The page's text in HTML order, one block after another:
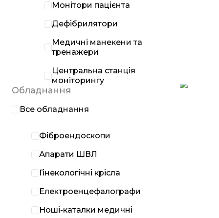
Монітори пацієнта
Дефібрилятори
Медичні манекени та
тренажери
Центральна станція
моніторингу
Обладнання
Все обладнання
Фіброендоскопи
Апарати ШВЛ
Гінекологічні крісла
Електроенцефалографи
Ноші-каталки медичні